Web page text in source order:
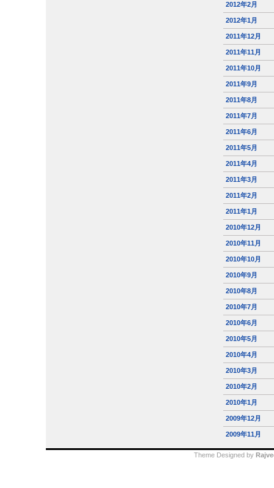
2012年2月
2012年1月
2011年12月
2011年11月
2011年10月
2011年9月
2011年8月
2011年7月
2011年6月
2011年5月
2011年4月
2011年3月
2011年2月
2011年1月
2010年12月
2010年11月
2010年10月
2010年9月
2010年8月
2010年7月
2010年6月
2010年5月
2010年4月
2010年3月
2010年2月
2010年1月
2009年12月
2009年11月
Theme Designed by